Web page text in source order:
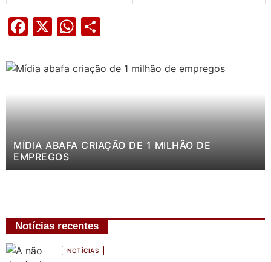
Facebook
X WhatsApp
MÍDIA ABAFA CRIAÇÃO DE 1 MILHÃO DE
EMPREGOS
Notícias recentes
NOTÍCIAS